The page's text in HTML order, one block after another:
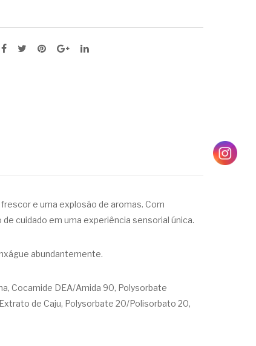
e uma explosão de aromas. Com
cuidado em uma experiência sensorial única.
abundantemente.
Cocamide DEA/Amida 90, Polysorbate
de Caju, Polysorbate 20/Polisorbato 20,